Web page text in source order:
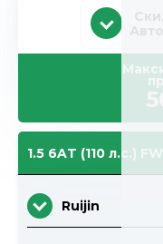
1.5 6AT (110 л.с.)
Ruijin